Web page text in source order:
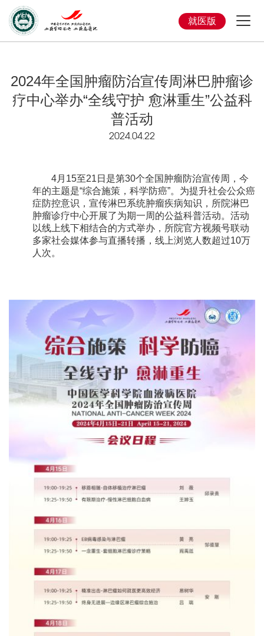
就医版
2024年全国肿瘤防治宣传周淋巴肿瘤诊
疗中心举办“全线守护 愈淋重生”公益科
普活动
2024.04.22
4月15至21日是第30个全国肿瘤防治宣传周，今
年的主题是“综合施策，科学防癌”。为提升社会公众癌
症防控意识，宣传淋巴系统肿瘤疾病知识，所院淋巴
肿瘤诊疗中心开展了为期一周的公益科普活动。活动
以线上线下相结合的方式举办，所院官方视频号联动
多家社会媒体参与直播转播，线上浏览人数超过10万
人次。